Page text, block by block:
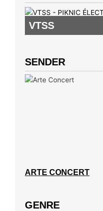
VTSS
SENDER
ARTE CONCERT
GENRE